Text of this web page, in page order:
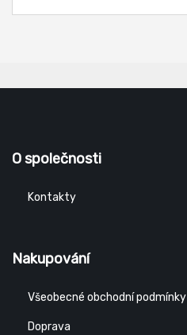
O společnosti
Kontakty
Nakupování
Všeobecné obchodní podmínky
Doprava